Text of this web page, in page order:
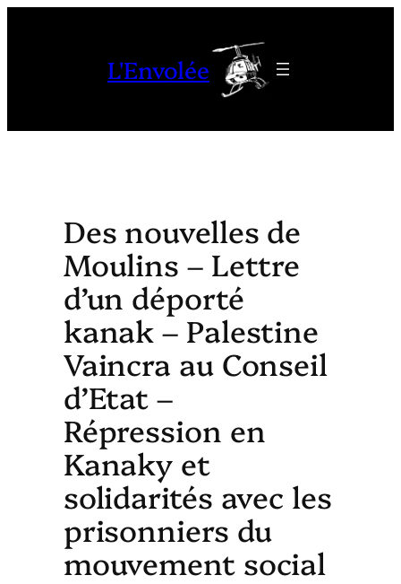
L'Envolée
Des nouvelles de
Moulins – Lettre
d’un déporté
kanak – Palestine
Vaincra au Conseil
d’Etat –
Répression en
Kanaky et
solidarités avec les
prisonniers du
mouvement social